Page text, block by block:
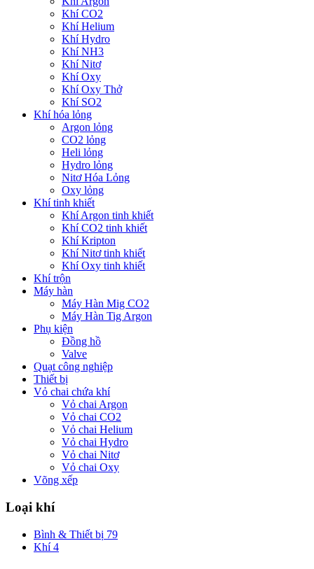
Khí CO2
Khí Helium
Khí Hydro
Khí NH3
Khí Nitơ
Khí Oxy
Khí Oxy Thở
Khí SO2
Khí hóa lỏng
Argon lỏng
CO2 lỏng
Heli lỏng
Hydro lỏng
Nitơ Hóa Lỏng
Oxy lỏng
Khí tinh khiết
Khí Argon tinh khiết
Khí CO2 tinh khiết
Khí Kripton
Khí Nitơ tinh khiết
Khí Oxy tinh khiết
Khí trộn
Máy hàn
Máy Hàn Mig CO2
Máy Hàn Tig Argon
Phụ kiện
Đồng hồ
Valve
Quạt công nghiệp
Thiết bị
Vỏ chai chứa khí
Vỏ chai Argon
Vỏ chai CO2
Vỏ chai Helium
Vỏ chai Hydro
Vỏ chai Nitơ
Vỏ chai Oxy
Võng xếp
Loại khí
Bình & Thiết bị 79
Khí 4